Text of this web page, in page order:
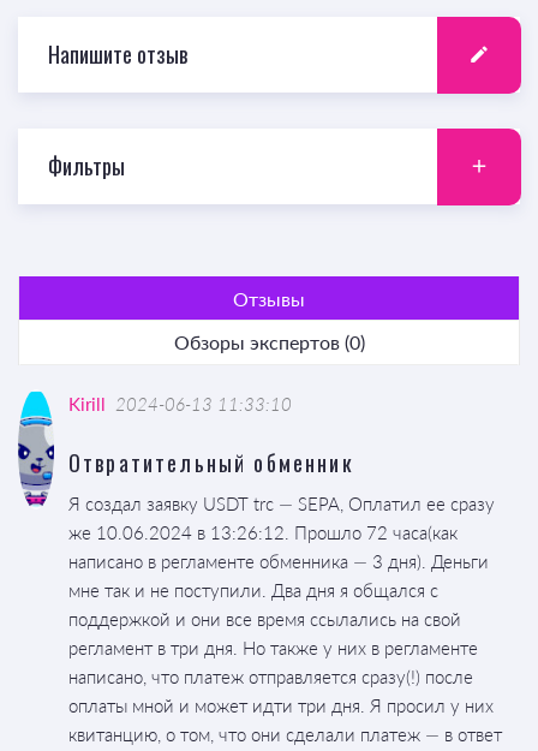
Напишите отзыв
Фильтры
Отзывы
Обзоры экспертов (0)
Kirill 2024-06-13 11:33:10
Отвратительный обменник
Я создал заявку USDT trc — SEPA, Оплатил ее сразу
же 10.06.2024 в 13:26:12. Прошло 72 часа(как
написано в регламенте обменника — 3 дня). Деньги
мне так и не поступили. Два дня я общался с
поддержкой и они все время ссылались на свой
регламент в три дня. Но также у них в регламенте
написано, что платеж отправляется сразу(!) после
оплаты мной и может идти три дня. Я просил у них
квитанцию, о том, что они сделали платеж — в ответ